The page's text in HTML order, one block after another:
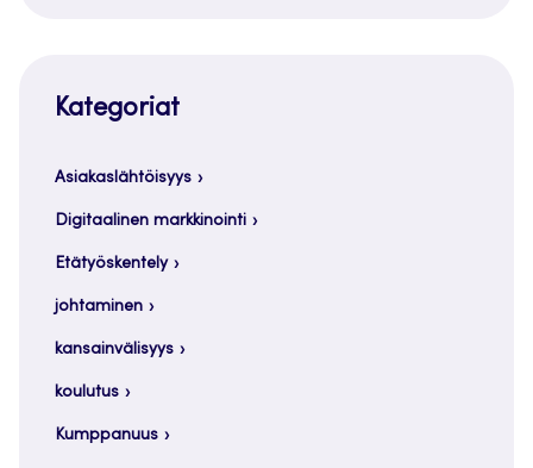
Kategoriat
Asiakaslähtöisyys
Digitaalinen markkinointi
Etätyöskentely
johtaminen
kansainvälisyys
koulutus
Kumppanuus